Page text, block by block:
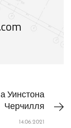
Уинстона
Черчилля
14.06.2021